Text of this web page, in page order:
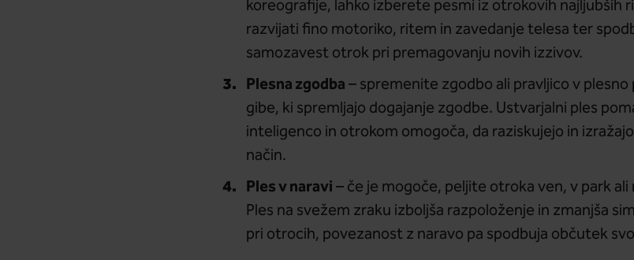
koreografije, lahko izberete pesmi iz otrokovih najljubših
razvijati fino motoriko, ritem in zavedanje telesa ter
samozavest otrok pri premagovanju novih izzivov.
Plesna zgodba– spremenite zgodbo ali pravljico v
gibe, ki spremljajo dogajanje zgodbe. Ustvarjalni ples
inteligenco in otrokom omogoča, da raziskujejo in
način.
Ples v naravi– če je mogoče, peljite otroka ven, v park
Ples na svežem zraku izboljša razpoloženje in zmanjša
pri otrocih, povezanost z naravo pa spodbuja občutek